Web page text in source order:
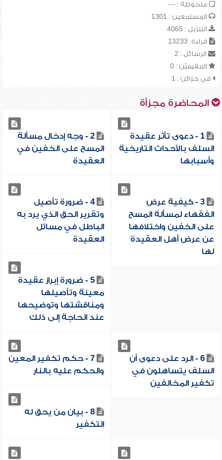
ملحوظة : ---
المستمعين : 1301
التنزيل : 4065
قراءة: 13233
الرسائل : 2
المقيميّن : 0
في خزائن : 1
المحاضرة مجزأة
1 - دعوى تأثر عقيدة
السلف بالأحداث التاريخية
وأسبابها
2 - وجه إدخال مسألة
المسح على الخفين في
العقيدة
3 - كيفية عرض
الفقهاء لمسألة المسح
على الخفين واختلافها
عن عرض أهل العقيدة
لها
4 - ضرورة تأصيل
وتقرير الحق الذي يرد به
الباطل في مسائل
العقيدة
5 - ضرورة إبراز عقيدة
معينة وتأصيلها
ومناقشتها وتوضيحها
عند الحاجة إلى ذلك
6 - الرد على دعوى أن
السلف يتساهلون في
تكفير المخالفين
7 - حكم تكفير المعين
والحكم عليه بالنار
8 - بيان من يحق له
التكفير